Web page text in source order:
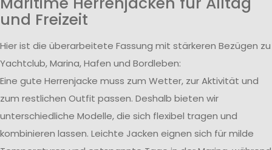
und Freizeit
Hier ist die überarbeitete Fassung mit stärkeren Bezügen zu
Yachtclub, Marina, Hafen und Bordleben:
Eine gute Herrenjacke muss zum Wetter, zur Aktivität und
zum restlichen Outfit passen. Deshalb bieten wir
unterschiedliche Modelle, die sich flexibel tragen und
kombinieren lassen. Leichte Jacken eignen sich für milde